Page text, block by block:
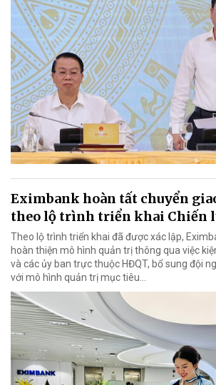
Eximbank hoàn tất chuyển
theo lộ trình triển khai Chiến
Theo lộ trình triển khai đã được xác lập,
hoàn thiện mô hình quản trị thông qua việc
và các ủy ban trực thuộc HĐQT, bổ sung đội
với mô hình quản trị mục tiêu...